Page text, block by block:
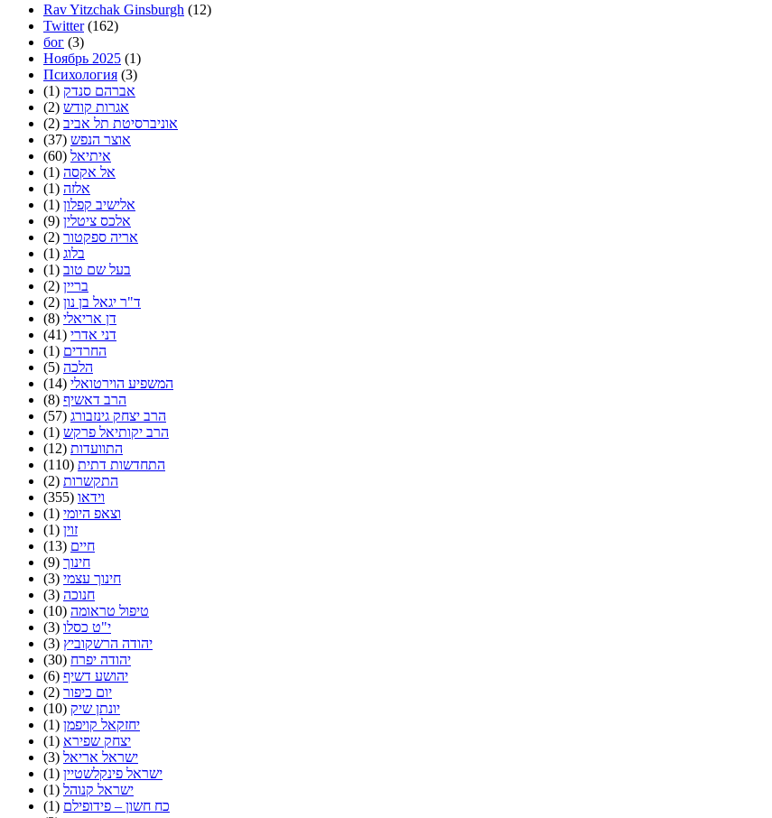
Rav Yitzchak Ginsburgh (12)
Twitter(162)
бог (3)
Ноябрь 2025 (1)
Психология (3)
אברהם סנדק (1)
אגרות קודש (2)
אוניברסיטת תל אביב (2)
אוצר הנפש (37)
איתיאל (60)
אל אקסה (1)
אלזה (1)
אלישיב קפלון (1)
אלכס ציטלין (9)
אריה ספקטור (2)
בלוג (1)
בעל שם טוב (1)
בריין (2)
ד"ר יגאל בן נון (2)
דן אריאלי (8)
דני אדרי (41)
החרדים (1)
הלכה (5)
המשפיע הוירטואלי (14)
הרב דאשיף (8)
הרב יצחק גינזבורג (57)
הרב יקותיאל פרקש (1)
התוועדות (12)
התחדשות דתית (110)
התקשרות (2)
וידאו (355)
וצאפ היומי (1)
זוין (1)
חיים (13)
חינוך (9)
חינוך עצמי (3)
חנוכה (3)
טיפול טראומה (10)
י"ט כסלו (3)
יהודה הרשקוביץ (3)
יהודה יפרח (30)
יהושע דשיף (6)
יום כיפור (2)
יונתן שיק (10)
יחזקאל קויפמן (1)
יצחק שפירא (1)
ישראל אריאל (3)
ישראל פינקלשטיין (1)
ישראל קנוהל (1)
כח חשון – פידופילם (1)